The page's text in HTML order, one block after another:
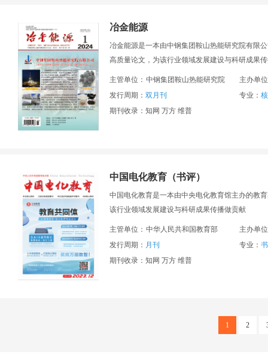
冶金能源
冶金能源是一本由中钢集团鞍山热能研究院有限
高质量论文，为该行业领域发展建设与科研成果
主管单位： 中钢集团鞍山热能研究院
主办单
发行周期： 双月刊 专业：
期刊收录：知网 万方 维普
中国电化教育（书评）
中国电化教育是一本由中央电化教育馆主办的教
该行业领域发展建设与科研成果传播做贡献
主管单位： 中华人民共和国教育部
主办单
发行周期： 月刊 专业：
期刊收录：知网 万方 维普
1 2